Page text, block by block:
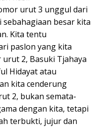
urut 3 unggul dari
besar kita
Kita tentu
paslon yang kita
2, Basuki Tjahaya
Hidayat atau
kita cenderung
2, bukan semata-
dengan kita, tetapi
terbukti, jujur dan